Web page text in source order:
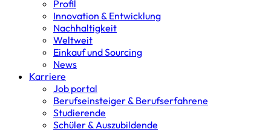
Profil
Innovation & Entwicklung
Nachhaltigkeit
Weltweit
Einkauf und Sourcing
News
Karriere
Job portal
Berufseinsteiger & Berufserfahrene
Studierende
Schüler & Auszubildende